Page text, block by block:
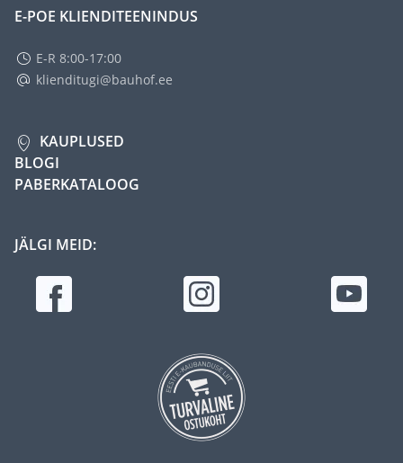
E-POE KLIENDITEENINDUS
E-R 8:00-17:00
klienditugi@bauhof.ee
KAUPLUSED
BLOGI
PABERKATALOOG
JÄLGI MEID: